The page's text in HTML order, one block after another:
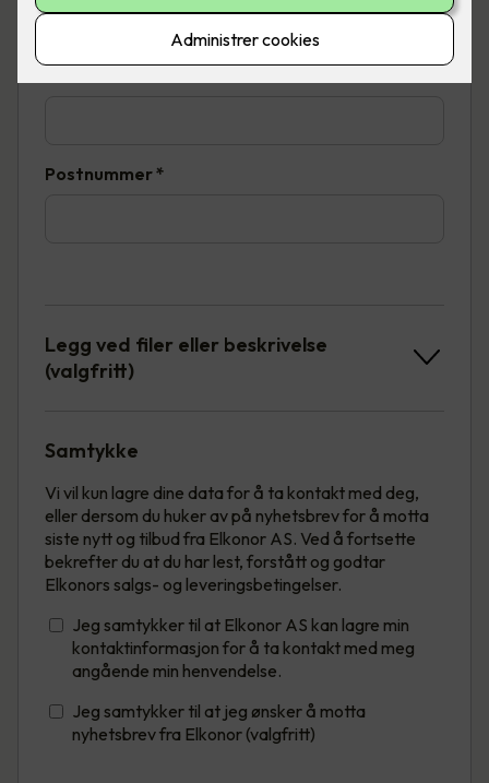
Postnummer*
Legg ved filer eller beskrivelse
(valgfritt)
Samtykke
Vi vil kun lagre dine data for å ta kontakt med deg,
eller dersom du huker av på nyhetsbrev for å motta
siste nytt og tilbud fra Elkonor AS. Ved å fortsette
bekrefter du at du har lest, forstått og godtar
Elkonors salgs- og leveringsbetingelser.
Jeg samtykker til at Elkonor AS kan lagre min
kontaktinformasjon for å ta kontakt med meg
angående min henvendelse.
Jeg samtykker til at jeg ønsker å motta
nyhetsbrev fra Elkonor (valgfritt)